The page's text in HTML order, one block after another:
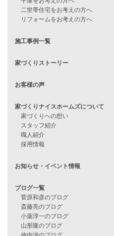
見学会情報
住宅ローン審査に落ちた方・
他社で無理だと言われた方へ
住宅ローンのよくある質問
月収25万円で家を建てる方法
Line Up
自由設計注文住宅
ハピネスシリーズ
Smart2030
Sシリーズ
シンプルな平屋